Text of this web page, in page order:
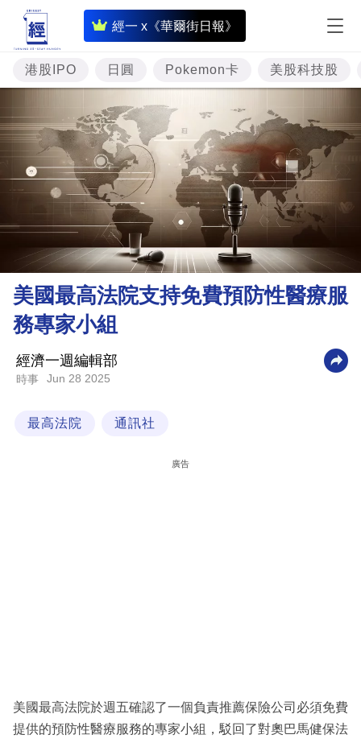
經一 x《華爾街日報》
即
時
財
經
專
題
投
資
樓
市
理
財
商
業
科
區
港股IPO 日圓 Pokemon卡 美股科技股
美國最高法院支持免費預防性醫療服
務專家小組
經濟一週編輯部
時事 Jun 28 2025
最高法院 通訊社
廣告
美國最高法院於週五確認了一個負責推薦保險公司必須免費
提供的預防性醫療服務的專家小組，駁回了對奧巴馬健保法